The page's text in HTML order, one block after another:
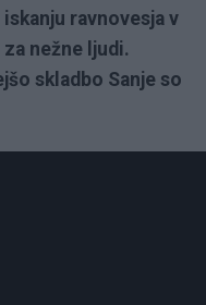
ravnovesja v
nežne ljudi.
skladbo Sanje so